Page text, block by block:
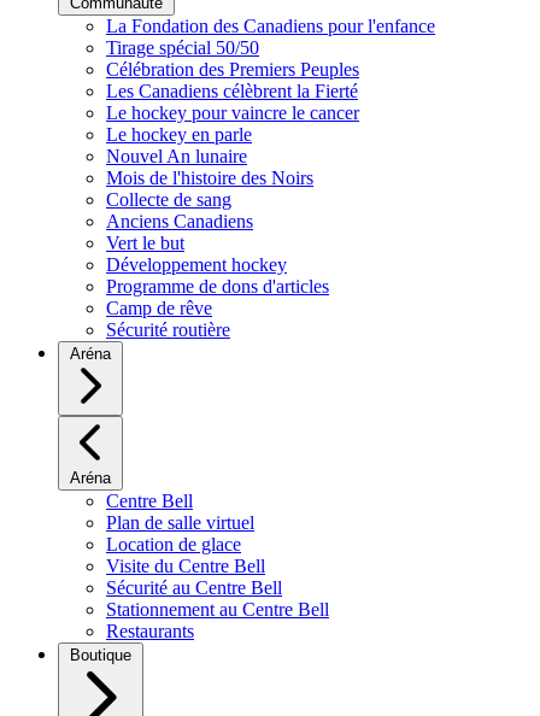
La Fondation des Canadiens pour l'enfance
Tirage spécial 50/50
Célébration des Premiers Peuples
Les Canadiens célèbrent la Fierté
Le hockey pour vaincre le cancer
Le hockey en parle
Nouvel An lunaire
Mois de l'histoire des Noirs
Collecte de sang
Anciens Canadiens
Vert le but
Développement hockey
Programme de dons d'articles
Camp de rêve
Sécurité routière
Aréna
Aréna
Centre Bell
Plan de salle virtuel
Location de glace
Visite du Centre Bell
Sécurité au Centre Bell
Stationnement au Centre Bell
Restaurants
Boutique